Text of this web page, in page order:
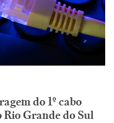
do 1º cabo
Grande do Sul